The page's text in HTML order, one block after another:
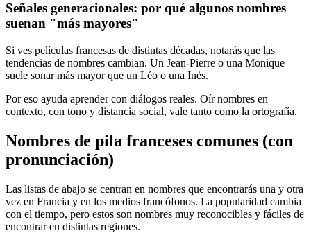
Señales generacionales: por qué algunos nombres
suenan "más mayores"
Si ves películas francesas de distintas décadas, notarás que las
tendencias de nombres cambian. Un Jean-Pierre o una Monique
suele sonar más mayor que un Léo o una Inès.
Por eso ayuda aprender con diálogos reales. Oír nombres en
contexto, con tono y distancia social, vale tanto como la ortografía.
Nombres de pila franceses comunes (con
pronunciación)
Las listas de abajo se centran en nombres que encontrarás una y otra
vez en Francia y en los medios francófonos. La popularidad cambia
con el tiempo, pero estos son nombres muy reconocibles y fáciles de
encontrar en distintas regiones.